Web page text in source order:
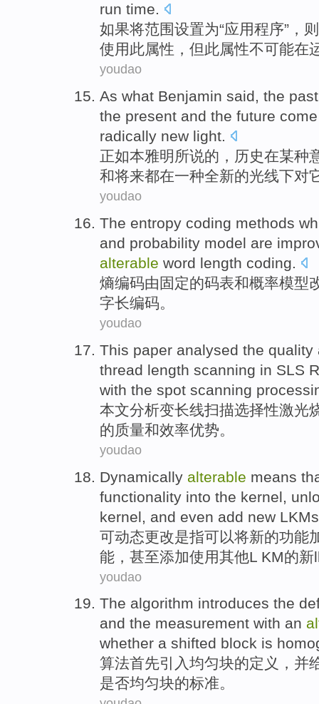
run time.
如果将范围设置为“应用程序”，则
使用此属性 ， 但此属性不可能在
youdao
As what Benjamin said, the past
the present and the future come
radically new light.
正如本雅明 所说的， 历史在某种
和将来都在一种全新的光线下对
youdao
The entropy coding methods
and probability model are
alterable word length coding.
熵编码由 固定的码表和概率模型
字长编码。
youdao
This paper analysed the quality
thread length scanning in SLS
with the spot scanning
本文分析变长线扫描选择性激光
的质量和效率优势。
youdao
Dynamically alterable means
functionality into the kernel ,
kernel, and even add new LKMs
可动态更改是指可以将新的功能
能， 甚至添加使用其他L KM的新
youdao
The algorithm introduces the
and the measurement with an
whether a shifted block is
算法首先引入均匀块的定义 ， 并
是否均匀块的标准。